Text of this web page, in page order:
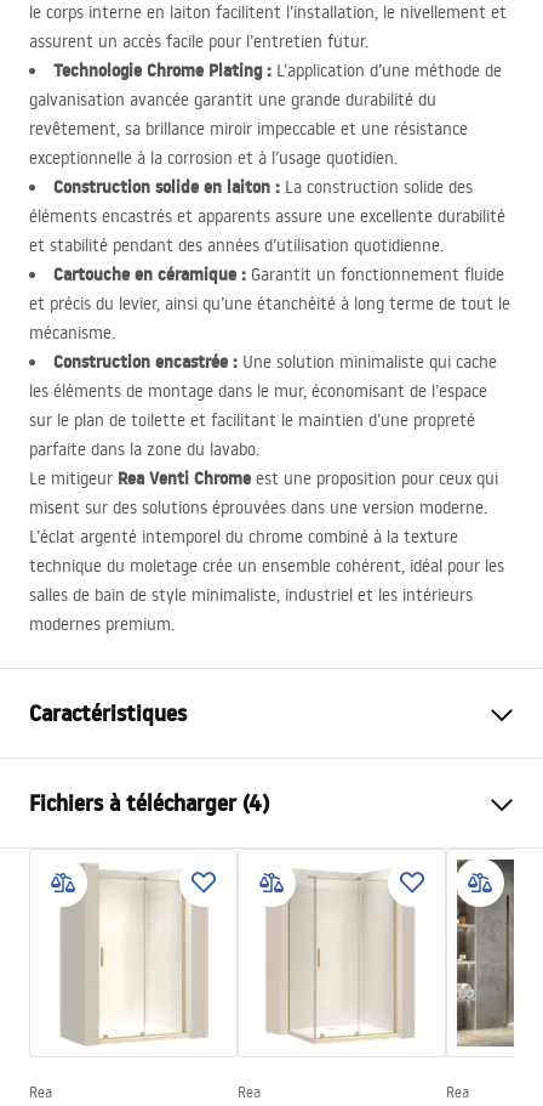
le corps interne en laiton facilitent l’installation, le nivellement et
assurent un accès facile pour l’entretien futur.
Technologie Chrome Plating : L’application d’une méthode de
galvanisation avancée garantit une grande durabilité du
revêtement, sa brillance miroir impeccable et une résistance
exceptionnelle à la corrosion et à l’usage quotidien.
Construction solide en laiton : La construction solide des
éléments encastrés et apparents assure une excellente durabilité
et stabilité pendant des années d’utilisation quotidienne.
Cartouche en céramique : Garantit un fonctionnement fluide
et précis du levier, ainsi qu’une étanchéité à long terme de tout le
mécanisme.
Construction encastrée : Une solution minimaliste qui cache
les éléments de montage dans le mur, économisant de l’espace
sur le plan de toilette et facilitant le maintien d’une propreté
parfaite dans la zone du lavabo.
Le mitigeur Rea Venti Chrome est une proposition pour ceux qui
misent sur des solutions éprouvées dans une version moderne.
L’éclat argenté intemporel du chrome combiné à la texture
technique du moletage crée un ensemble cohérent, idéal pour les
salles de bain de style minimaliste, industriel et les intérieurs
modernes premium.
Caractéristiques
Méthode de montage
Couleur
Chrome
Type de bec
Fixe
Portée du bec
mm
Technologie du revêtement
Chrome plating
Diamètre de raccordement
Fichiers à télécharger (4)
Instructions de montage
manual podt.pdf
Rea Rea Rea